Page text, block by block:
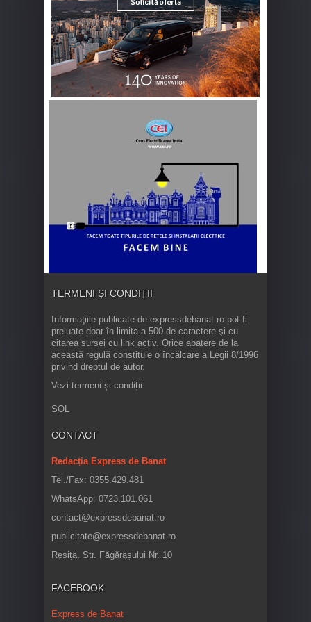
TERMENI ȘI CONDIȚII
Informaţiile publicate de expressdebanat.ro pot fi
preluate doar în limita a 500 de caractere şi cu
citarea sursei cu link activ. Orice abatere de la
această regulă constituie o încălcare a Legii 8/1996
privind dreptul de autor.
Vezi termeni și condiții
SOL
CONTACT
Redacția Express de Banat
Tel./Fax: 0355.429.481
WhatsApp: 0723.101.061
contact@expressdebanat.ro
publicitate@expressdebanat.ro
Reșița, Str. Făgărașului Nr. 10
FACEBOOK
Express de Banat